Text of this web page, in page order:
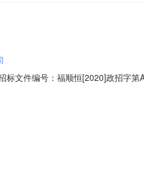
文件编号：福顺恒[2020]政招字
招标公告日期：2020年7月30日